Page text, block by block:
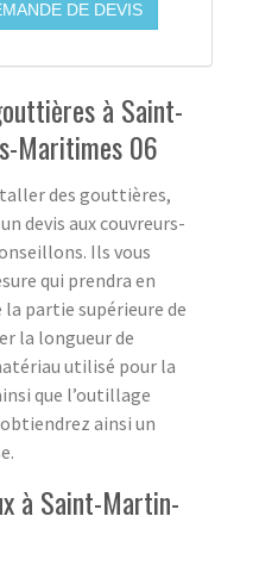
DE DEVIS
à Saint-
Maritimes 06
des gouttières,
devis aux couvreurs-
Ils vous
qui prendra en
partie supérieure de
la longueur de
utilisé pour la
que l’outillage
obtiendrez ainsi un
à Saint-Martin-